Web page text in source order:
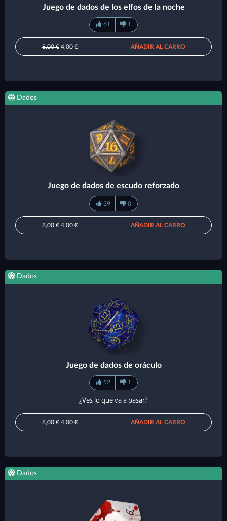
Juego de dados de los elfos de la noche
61 1
8,00 €4,00 € AÑADIR AL CARRO
Dados
Juego de dados de escudo reforzado
39 0
8,00 €4,00 € AÑADIR AL CARRO
Dados
Juego de dados de oráculo
52 1
¿Ves lo que va a pasar?
8,00 €4,00 € AÑADIR AL CARRO
Dados